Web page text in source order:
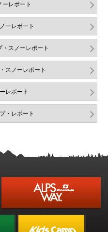
ーレポート
ーレポート
・スノーレポート
スノーレポート
レポート
・レポート